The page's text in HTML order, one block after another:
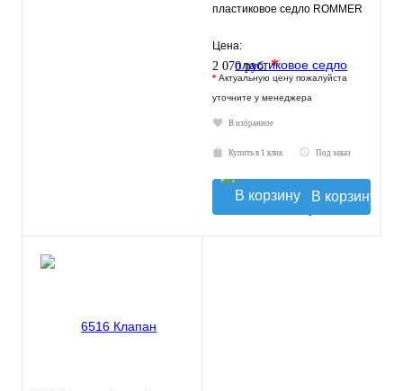
пластиковое седло ROMMER
Цена:
2 070 руб.*
* Актуальную цену пожалуйста
уточните у менеджера
В избранное
Купить в 1 клик Под заказ
В корзину